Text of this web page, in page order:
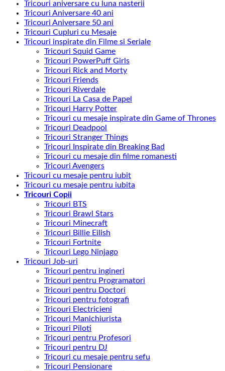
Tricouri aniversare cu luna nasterii
Tricouri Aniversare 40 ani
Tricouri Aniversare 50 ani
Tricouri Cupluri cu Mesaje
Tricouri inspirate din Filme si Seriale
Tricouri Squid Game
Tricouri PowerPuff Girls
Tricouri Rick and Morty
Tricouri Friends
Tricouri Riverdale
Tricouri La Casa de Papel
Tricouri Harry Potter
Tricouri cu mesaje inspirate din Game of Thrones
Tricouri Deadpool
Tricouri Stranger Things
Tricouri Inspirate din Breaking Bad
Tricouri cu mesaje din filme romanesti
Tricouri Avengers
Tricouri cu mesaje pentru iubit
Tricouri cu mesaje pentru iubita
Tricouri Copii
Tricouri BTS
Tricouri Brawl Stars
Tricouri Minecraft
Tricouri Billie Eilish
Tricouri Fortnite
Tricouri Lego Ninjago
Tricouri Job-uri
Tricouri pentru ingineri
Tricouri pentru Programatori
Tricouri pentru Doctori
Tricouri pentru fotografi
Tricouri Electricieni
Tricouri Manichiurista
Tricouri Piloti
Tricouri pentru Profesori
Tricouri pentru DJ
Tricouri cu mesaje pentru sefu
Tricouri Pensionare